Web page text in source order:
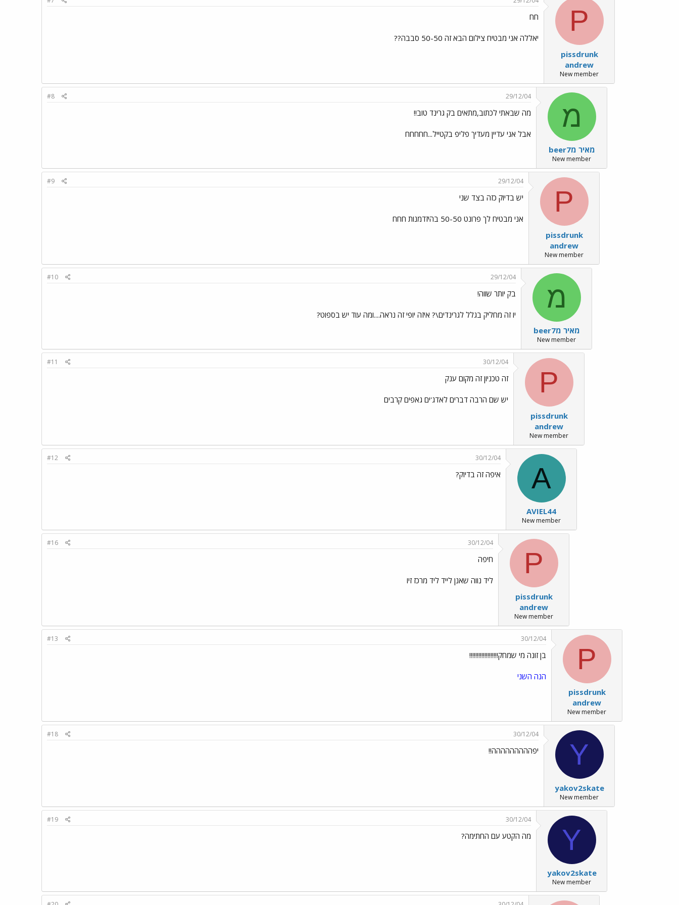
P
pissdrunk
andrew
New member
חח
יאללה אני מבטיח צילום הבא זה 50-50 סבבה??
מ
מאיר מbeer7
New member
29/12/04
#8
מה שבאתי לכתוב,מתאים בק גרינד טוב!!
אבל אני עדיין מעדיך פליפ בקטייל...חחחחח
P
pissdrunk
andrew
New member
29/12/04
#9
יש בדיוק כזה בצד שני
אני מבטיח לך פרונט 50-50 בהיזדמנות חחח
מ
מאיר מbeer7
New member
29/12/04
#10
בק יותר שווה!
יו זה מחליק בגלל לגרינדים\? איזה יופי זה נראה....ומה עוד יש בספוט?
P
pissdrunk
andrew
New member
30/12/04
#11
זה טכניון זה מקום ענק
יש שם הרבה דברים לאדג'ים גאפים קרבים
A
AVIEL44
New member
30/12/04
#12
איפה זה בדיוק?
P
pissdrunk
andrew
New member
30/12/04
#16
חיפה
ליד נווה שאנן לייד ליד מרכז זיו
P
pissdrunk
andrew
New member
30/12/04
#13
בן זונה מי שמחק!!!!!!!!!!!!!!!!!!!
הנה השני
Y
yakov2skate
New member
30/12/04
#18
יפההההההההה!!
Y
yakov2skate
New member
30/12/04
#19
מה הקטע עם החתימה?